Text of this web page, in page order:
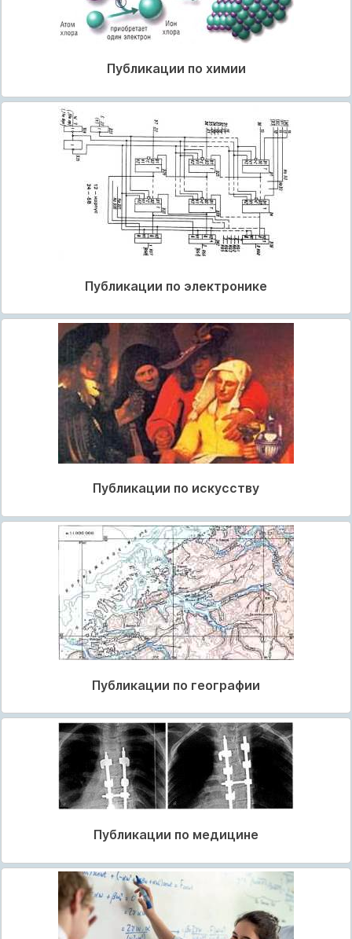
Публикации по химии
Публикации по электронике
Публикации по искусству
Публикации по географии
Публикации по медицине